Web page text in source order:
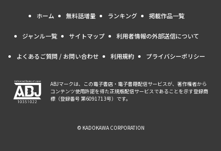
ホーム 無料話増量 ランキング 掲載作品一覧
ジャンル一覧 サイトマップ 利用者情報の外部送信について
よくあるご質問 / お問い合わせ 利用規約 プライバシーポリシー
ABJマークは、この電子書店・電子書籍配信サービスが、著作権者から
コンテンツ使用許諾を得た正規版配信サービスであることを示す登録商
標（登録番号 第6091713号）です。
© KADOKAWA CORPORATION